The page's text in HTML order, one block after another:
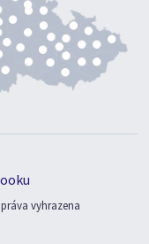
vyhrazena